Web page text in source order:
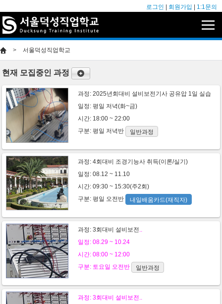
로그인 회원가입 1:1문의
> 서울덕성직업학교
현재 모집중인 과정
과정: 2025년회대비 설비보전기사 공유압 1일 실습
일정: 평일 저녁(화~금)
시간: 18:00 ~ 22:00
구분: 평일 저녁반 일반과정
과정: 4회대비 조경기능사 취득(이론/실기)
일정: 08.12 ~ 11.10
시간: 09:30 ~ 15:30(주2회)
구분: 평일 오전반 내일배움카드(재직자)
과정: 3회대비 설비보전 ..
일정: 08.29 ~ 10.24
시간: 08:00 ~ 12:00
구분: 토요일 오전반 일반과정
과정: 3회대비 설비보전..